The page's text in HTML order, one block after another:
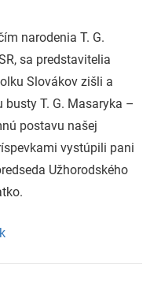
narodenia T. G.
sa predstavitelia
Slovákov zišli a
busty T. G. Masaryka –
postavu našej
vystúpili pani
Užhorodského